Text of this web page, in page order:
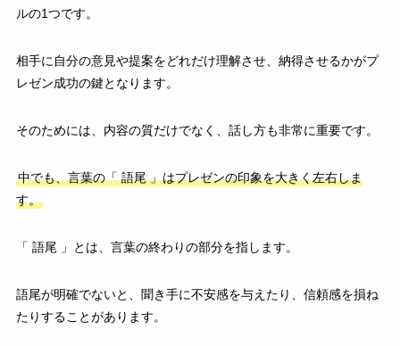
ルの1つです。
相手に自分の意見や提案をどれだけ理解させ、納得させるかがプ
レゼン成功の鍵となります。
そのためには、内容の質だけでなく、話し方も非常に重要です。
中でも、言葉の「 語尾 」はプレゼンの印象を大きく左右しま
す。
「 語尾 」とは、言葉の終わりの部分を指します。
語尾が明確でないと、聞き手に不安感を与えたり、信頼感を損ね
たりすることがあります。